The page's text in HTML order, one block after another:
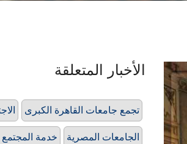
الأخبار المتعلقة
تجمع جامعات القاهرة الكبرى
خدمة المجتمع الجامعات المصرية